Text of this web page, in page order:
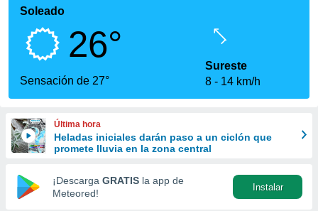
por
que se
calidad.
a este
las
y
forma
digital
basada
Soleado
26°
Sensación de 27°
Sureste
8
14 km/h
Última hora
Heladas iniciales darán paso a un ciclón que
promete lluvia en la zona central
¡Descarga GRATIS la app de
Meteored!
Instalar